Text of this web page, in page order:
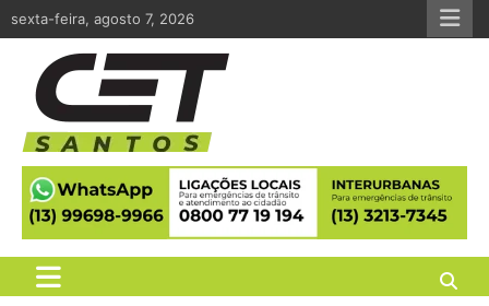
Skip
to
content
sexta-feira, agosto 7, 2026
CET Santos
Companhia de Engenharia de Tráfego de Santos